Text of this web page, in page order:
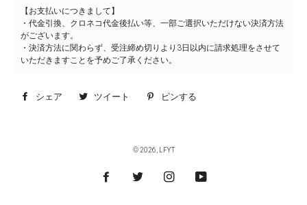
【お支払いにつきまして】
・代金引換、クロネコ代金後払い等、一部ご選択いただけない決済方法
がございます。
・決済方法に関わらず、受注締め切りより3日以内に請求処理をさせて
いただきますことを予めご了承ください。
シェア
Facebookツイート
Twitter
す
ピンする
す
© 2026, LFYT